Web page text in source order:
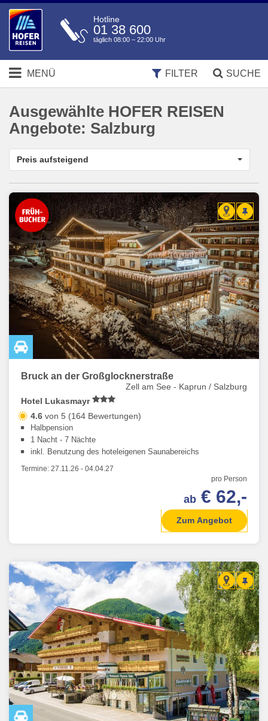
Hotline
01 38 600
täglich 08:00 – 22:00 Uhr
MENÜ SUCHE
FILTER
Ausgewählte HOFER REISEN
Angebote: Salzburg
Preis aufsteigend
Bruck an der Großglocknerstraße
Zell am See - Kaprun / Salzburg
Hotel Lukasmayr
4.6 von 5 (164 Bewertungen)
Halbpension
1 Nacht - 7 Nächte
inkl. Benutzung des hoteleigenen Saunabereichs
Termine: 27.11.26 - 04.04.27
pro Person
ab € 62,-
Zum Angebot